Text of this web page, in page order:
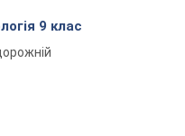
9 клас